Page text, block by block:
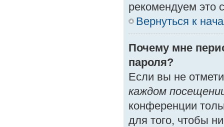
рекомендуем это
Вернуться к
Почему мне
пароля?
Если вы не
каждом
конференции
для того, чтобы